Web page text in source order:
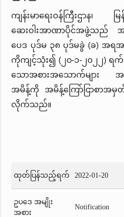
ကျန်းမာရေးဝန်ကြီးဌာန၊ မ
ဆေးဝါးအာဏာပိုင်အဖွဲ့သည် အ
ပေဒ ပုဒ်မ ၃၈ ပုဒ်မခွဲ (ခ) အရ
ကိုကျင့်သုံး၍ (၂၀-၁-၂၀၂၂)
သောအစားအသောက်များ
အမိန့်ကို အမိန့်ကြော်ငြာစာအမှ
လိုက်သည်။
ထုတ်ပြန်သည့်ရက် 2022-01-20
ဥပဒေ အမျိုး
အစား
Notification